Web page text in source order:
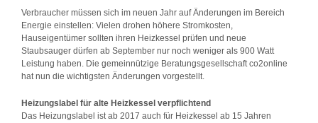
Verbraucher müssen sich im neuen Jahr auf Änderungen im Bereich
Energie einstellen: Vielen drohen höhere Stromkosten,
Hauseigentümer sollten ihren Heizkessel prüfen und neue
Staubsauger dürfen ab September nur noch weniger als 900 Watt
Leistung haben. Die gemeinnützige Beratungsgesellschaft co2online
hat nun die wichtigsten Änderungen vorgestellt.
Heizungslabel für alte Heizkessel verpflichtend
Das Heizungslabel ist ab 2017 auch für Heizkessel ab 15 Jahren